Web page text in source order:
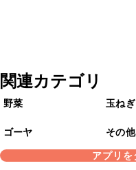
関連カテゴリ
野菜 玉ねぎ
ゴーヤ その他
アプリを